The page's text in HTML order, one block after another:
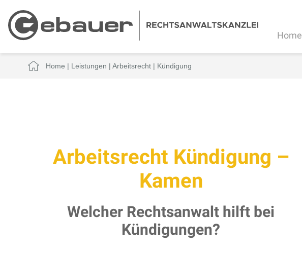
Home
Home | Leistungen | Arbeitsrecht| Kündigung
Arbeitsrecht Kündigung –
Kamen
Welcher Rechtsanwalt hilft bei
Kündigungen?